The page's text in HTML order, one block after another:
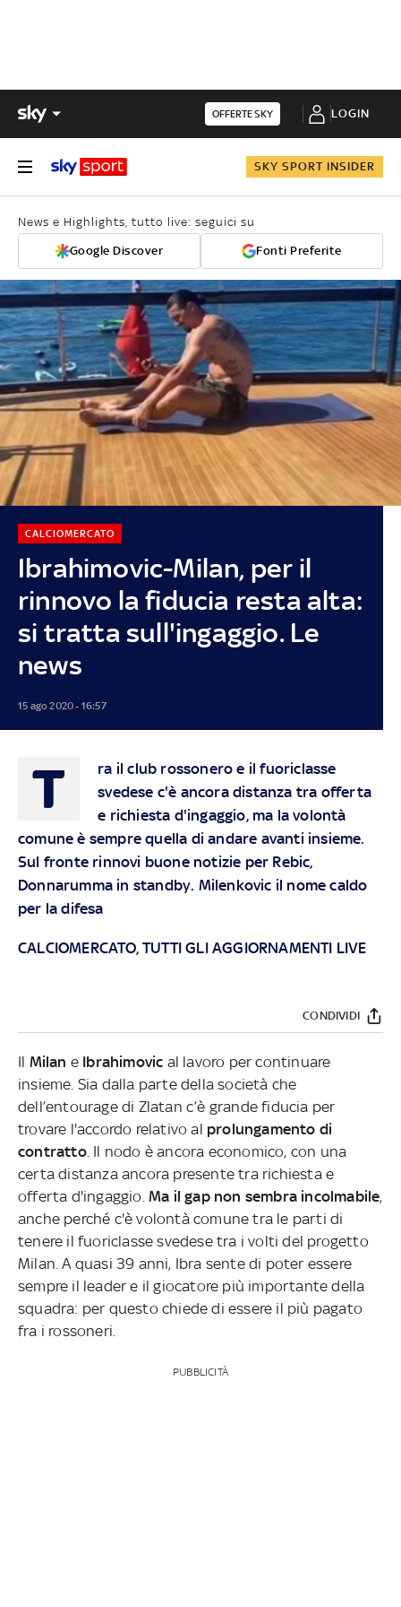
OFFERTE SKY LOGIN
SKY SPORT INSIDER
News e Highlights, tutto live: seguici su
Google Discover Fonti Preferite
Ibrahimovic-Milan, per il
rinnovo la fiducia resta alta:
si tratta sull'ingaggio. Le
news
CALCIOMERCATO
15 ago 2020 - 16:57
T
ra il club rossonero e il fuoriclasse
svedese c'è ancora distanza tra offerta
e richiesta d'ingaggio, ma la volontà
comune è sempre quella di andare avanti insieme.
Sul fronte rinnovi buone notizie per Rebic,
Donnarumma in standby. Milenkovic il nome caldo
per la difesa
CALCIOMERCATO, TUTTI GLI AGGIORNAMENTI LIVE
CONDIVIDI
Il Milan e Ibrahimovic al lavoro per continuare
insieme. Sia dalla parte della società che
dell’entourage di Zlatan c’è grande fiducia per
trovare l'accordo relativo al prolungamento di
contratto. Il nodo è ancora economico, con una
certa distanza ancora presente tra richiesta e
offerta d'ingaggio. Ma il gap non sembra incolmabile,
anche perché c'è volontà comune tra le parti di
tenere il fuoriclasse svedese tra i volti del progetto
Milan. A quasi 39 anni, Ibra sente di poter essere
sempre il leader e il giocatore più importante della
squadra: per questo chiede di essere il più pagato
fra i rossoneri.
PUBBLICITÀ